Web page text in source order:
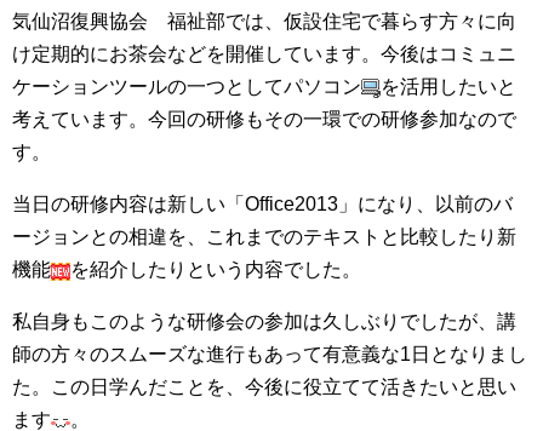
気仙沼復興協会 福祉部では、仮設住宅で暮らす方々に向
け定期的にお茶会などを開催しています。今後はコミュニ
ケーションツールの一つとしてパソコン
を活用したいと
考えています。今回の研修もその一環での研修参加なので
す。
当日の研修内容は新しい「Office2013」になり、以前のバ
ージョンとの相違を、これまでのテキストと比較したり新
機能
を紹介したりという内容でした。
私自身もこのような研修会の参加は久しぶりでしたが、講
師の方々のスムーズな進行もあって有意義な1日となりまし
た。この日学んだことを、今後に役立てて活きたいと思い
ます
。